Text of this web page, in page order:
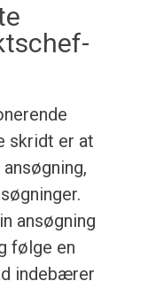
skridt er at
ansøgning
følge en
indebærer